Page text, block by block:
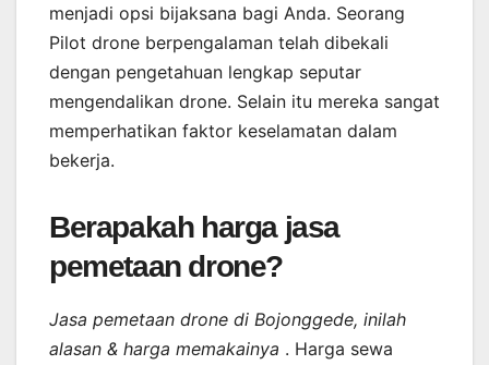
menjadi opsi bijaksana bagi Anda. Seorang
Pilot drone berpengalaman telah dibekali
dengan pengetahuan lengkap seputar
mengendalikan drone. Selain itu mereka sangat
memperhatikan faktor keselamatan dalam
bekerja.
Berapakah harga jasa
pemetaan drone?
Jasa pemetaan drone di Bojonggede, inilah
alasan & harga memakainya . Harga sewa